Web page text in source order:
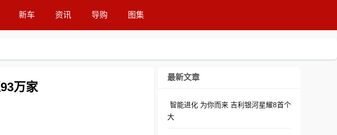
新车 资讯 导购 图集
万家
最新文章
智能进化 为你而来 吉利银河星耀8首个
大